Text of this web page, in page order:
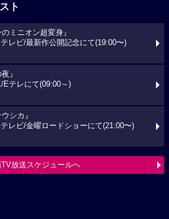
ト
のミニオン超変身』
レビ/最新作公開記念にて(19:00〜)
』
Eテレにて(09:00～)
シカ』
レビ/金曜ロードショーにて(21:00〜)
放送スケジュールへ